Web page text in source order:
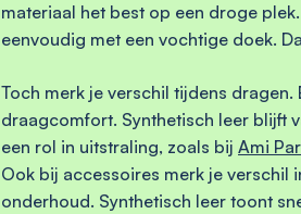
materiaal het best op een droge
eenvoudig met een vochtige doek.
Toch merk je verschil tijdens
draagcomfort. Synthetisch leer blijft
een rol in uitstraling, zoals bij Ami
Ook bij accessoires merk je verschil
onderhoud. Synthetisch leer toont